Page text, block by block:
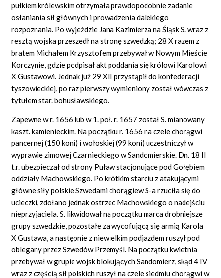
pułkiem królewskim otrzymała prawdopodobnie zadanie
osłaniania sił głównych i prowadzenia dalekiego
rozpoznania. Po wyjeździe Jana Kazimierza na Śląsk S. wraz z
resztą wojska przeszedł na stronę szwedzką; 28 X razem z
bratem Michałem Krzysztofem przebywał w Nowym Mieście
Korczynie, gdzie podpisał akt poddania się królowi Karolowi
X Gustawowi. Jednak już 29 XII przystąpił do konfederacji
tyszowieckiej, po raz pierwszy wymieniony został wówczas z
tytułem star. bohusławskiego.
Zapewne w r. 1656 lub w 1. poł. r. 1657 został S. mianowany
kaszt. kamienieckim. Na początku r. 1656 na czele chorągwi
pancernej (150 koni) i wołoskiej (99 koni) uczestniczył w
wyprawie zimowej Czarnieckiego w Sandomierskie. Dn. 18 II
t.r. ubezpieczał od strony Puław stacjonujące pod Gołębiem
oddziały Machowskiego. Po krótkim starciu z atakującymi
główne siły polskie Szwedami chorągiew S-a rzuciła się do
ucieczki, zdołano jednak ostrzec Machowskiego o nadejściu
nieprzyjaciela. S. likwidował na początku marca drobniejsze
grupy szwedzkie, pozostałe za wycofującą się armią Karola
X Gustawa, a następnie z niewielkim podjazdem ruszył pod
oblegany przez Szwedów Przemyśl. Na początku kwietnia
przebywał w grupie wojsk blokujących Sandomierz, skąd 4 IV
wraz z częścią sił polskich ruszył na czele siedmiu chorągwi w